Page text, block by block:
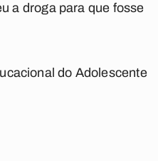
a droga para que fosse
do Adolescente